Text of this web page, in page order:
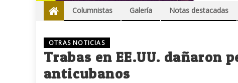
Columnistas Galería Notas destacadas
OTRAS NOTICIAS
Trabas en EE.UU. dañaron
anticubanos